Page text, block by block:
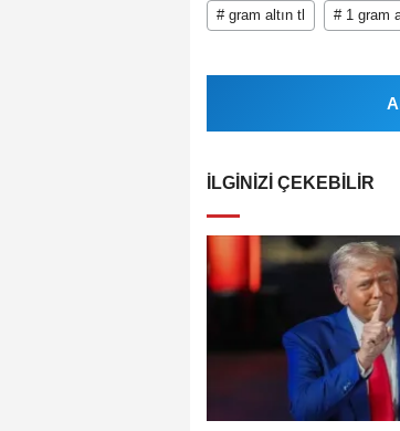
# gram altın tl # 1 gram
İLGINIZI ÇEKEBILIR